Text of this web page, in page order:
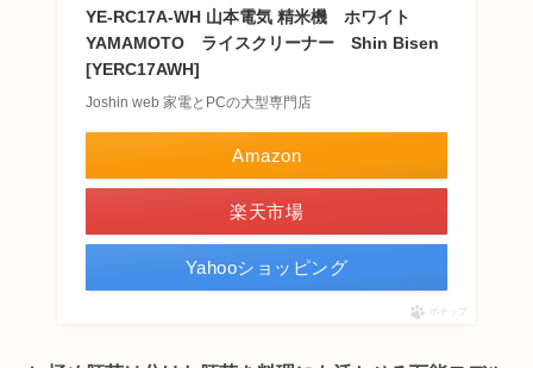
YE-RC17A-WH 山本電気 精米機 ホワイト
YAMAMOTO ライスクリーナー Shin Bisen
[YERC17AWH]
Joshin web 家電とPCの大型専門店
Amazon
楽天市場
Yahooショッピング
ポチップ